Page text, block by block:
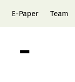
E-Paper Team